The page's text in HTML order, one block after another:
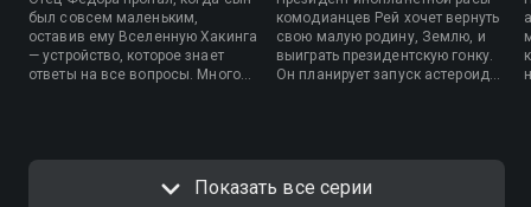
был совсем маленьким,
оставив ему Вселенную Хакинга
— устройство, которое знает
ответы на все вопросы. Много
космическом корабле
загадочной организации WG.
комодианцев Рей хочет вернуть
свою малую родину, Землю, и
выиграть президентскую гонку.
Он планирует запуск астероида,
этого им придется сыграть в
Показать все серии